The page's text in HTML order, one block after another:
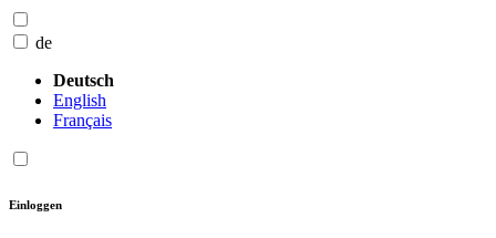
de
Deutsch
English
Français
Einloggen